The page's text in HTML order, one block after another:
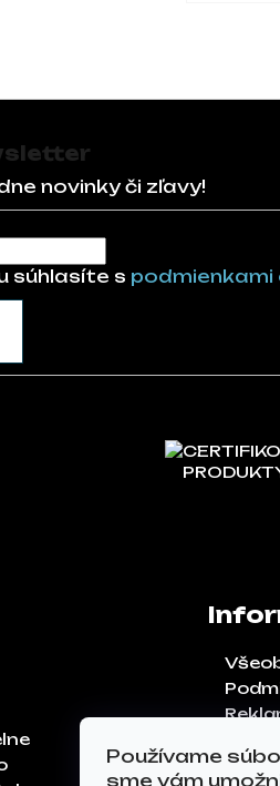
Používame
sme vám
novinky či zľavy!
súhlasíte s podmienkami
FAQ